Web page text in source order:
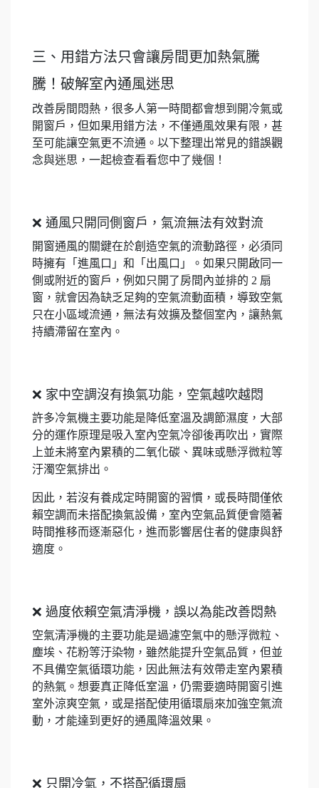
三、用錯方法只會讓房間更加熱氣騰
騰！破解室內通風迷思
改善房間悶熱，很多人第一時間都會想到開冷氣或
開窗戶，但如果用錯方法，不僅通風效果有限，甚
至可能讓空氣更不流通。以下整理出常見的錯誤觀
念與迷思，一起檢查看看您中了幾個！
❌ 通風只開同側窗戶，氣流無法有效對流
開窗通風的關鍵在於創造空氣的流動路徑，必須同
時擁有「進風口」和「出風口」。如果只開啟同一
側或附近的窗戶，例如只開了房間內並排的 2 扇
窗，就會因為缺乏足夠的空氣流動面積，導致空氣
只在小區域流通，無法有效擴及整個室內，讓熱氣
持續滯留在室內。
❌ 家中空調沒有換氣功能，空氣越吹越悶
許多冷氣機主要功能是降低室溫及調節濕度，大部
分的運作原理是吸入室內空氣冷卻後再吹出，實際
上並未將室內累積的二氧化碳、異味或懸浮微粒等
汙濁空氣排出。
因此，若沒有養成定時開窗的習慣，或長時間僅依
賴空調而未搭配換氣設備，室內空氣品質便會隨著
時間推移而逐漸惡化，進而影響居住者的健康與舒
適度。
❌ 過度依賴空氣清淨機，誤以為能改善悶熱
空氣清淨機的主要功能是過濾空氣中的懸浮微粒、
塵埃、花粉等汙染物，雖然能提升空氣品質，但並
不具備空氣循環功能，因此無法有效帶走室內累積
的熱氣。想要真正降低室溫，仍需要適時開窗引進
室外涼爽空氣，或是搭配使用循環扇來加強空氣流
動，才能達到更好的通風降溫效果。
❌ 只開冷氣，不搭配循環扇